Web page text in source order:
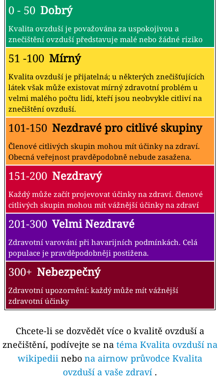
0 - 50 Dobrý
Kvalita ovzduší je považována za uspokojivou a
znečištění ovzduší představuje malé nebo žádné riziko
51 -100 Mírný
Kvalita ovzduší je přijatelná; u některých znečišťujících
látek však může existovat mírný zdravotní problém u
velmi malého počtu lidí, kteří jsou neobvykle citliví na
znečištění ovzduší.
101-150 Nezdravé pro citlivé skupiny
Členové citlivých skupin mohou mít účinky na zdraví.
Obecná veřejnost pravděpodobně nebude zasažena.
151-200 Nezdravý
Každý může začít projevovat účinky na zdraví. členové
citlivých skupin mohou mít vážnější účinky na zdraví
201-300 Velmi Nezdravé
Zdravotní varování při havarijních podmínkách. Celá
populace je pravděpodobněji postižena.
300+ Nebezpečný
Zdravotní upozornění: každý může mít vážnější
zdravotní účinky
Chcete-li se dozvědět více o kvalitě ovzduší a
znečištění, podívejte se na téma Kvalita ovzduší na
wikipedii nebo na airnow průvodce Kvalita
ovzduší a vaše zdraví .